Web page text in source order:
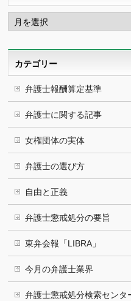
ア
ー
カ
カテゴリー
弁護士報酬算定基準
弁護士に関する記事
女権団体の実体
弁護士の選び方
自由と正義
弁護士懲戒処分の要旨
東弁会報「LIBRA」
今月の弁護士業界
弁護士懲戒処分検索センタ